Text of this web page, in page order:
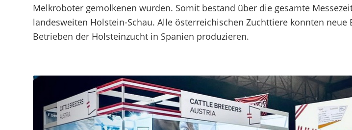
Melkroboter gemolkenen wurden. Somit bestand über die gesamte
landesweiten Holstein-Schau. Alle österreichischen Zuchttiere konnten
Betrieben der Holsteinzucht in Spanien produzieren.